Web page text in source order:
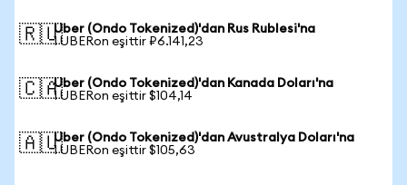
🇷🇺Uber (Ondo Tokenized)'dan Rus Rublesi'na
1 UBERon eşittir ₽6.141,23
🇨🇦Uber (Ondo Tokenized)'dan Kanada Doları'na
1 UBERon eşittir $104,14
🇦🇺Uber (Ondo Tokenized)'dan Avustralya Doları'na
1 UBERon eşittir $105,63